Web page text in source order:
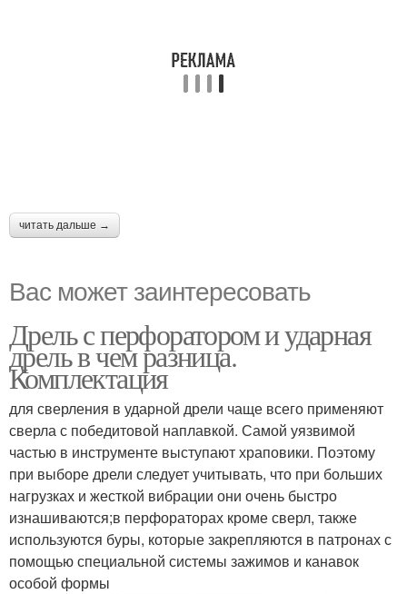
читать дальше →
Вас может заинтересовать
Дрель с перфоратором и ударная
дрель в чем разница.
Комплектация
для сверления в ударной дрели чаще всего применяют
сверла с победитовой наплавкой. Самой уязвимой
частью в инструменте выступают храповики. Поэтому
при выборе дрели следует учитывать, что при больших
нагрузках и жесткой вибрации они очень быстро
изнашиваются;в перфораторах кроме сверл, также
используются буры, которые закрепляются в патронах с
помощью специальной системы зажимов и канавок
особой формы